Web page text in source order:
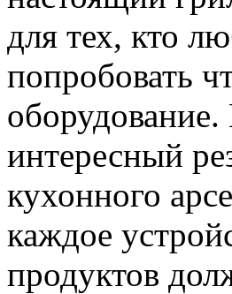
для тех, кто
попробовать
интересный
кухонного
каждое
продуктов